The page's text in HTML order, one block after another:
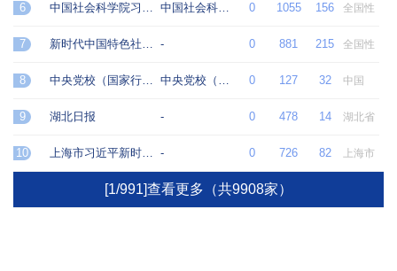
6 中国社会科学院习近平新时代中国特色社会主义思想研究中心 中国社会科学院 0 1055 156 全国性
7 新时代中国特色社会主义思想研究中心 - 0 881 215 全国性
8 中央党校（国家行政学院）习近平新时代中国特色社会主义思想研究中心 中央党校（国家行政学院） 0 127 32 中国
9 湖北日报 - 0 478 14 湖北省
10 上海市习近平新时代中国特色社会主义思想研究中心 - 0 726 82 上海市
[1/991]查看更多（共9908家）